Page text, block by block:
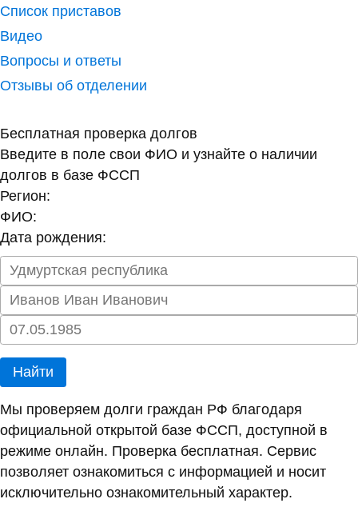
Список приставов
Видео
Вопросы и ответы
Отзывы об отделении
Бесплатная проверка долгов
Введите в поле свои ФИО и узнайте о наличии
долгов в базе ФССП
Регион:
ФИО:
Дата рождения:
Найти
Мы проверяем долги граждан РФ благодаря
официальной открытой базе ФССП, доступной в
режиме онлайн. Проверка бесплатная. Сервис
позволяет ознакомиться с информацией и носит
исключительно ознакомительный характер.